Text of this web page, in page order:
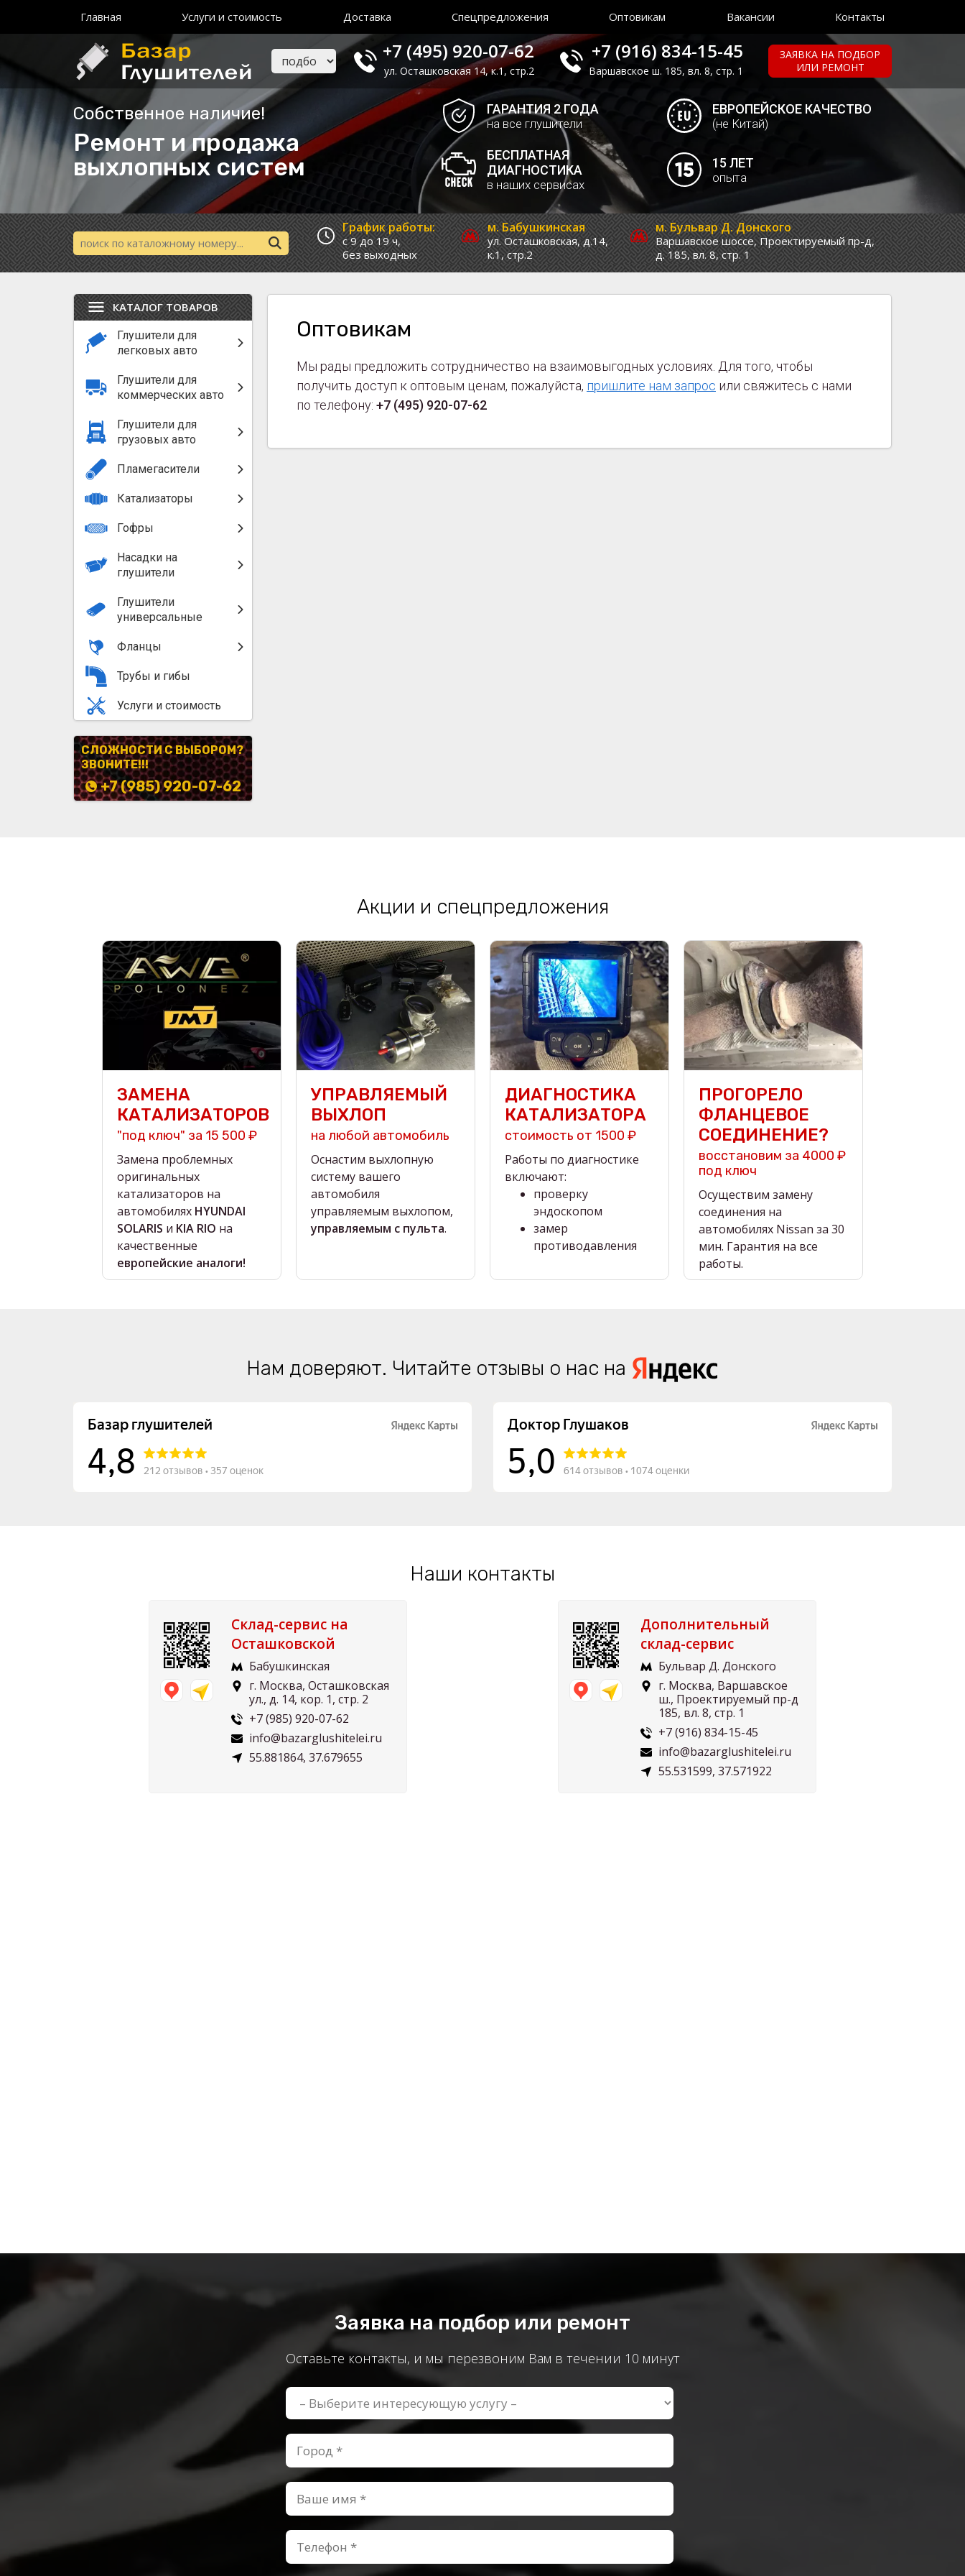
Главная Услуги и стоимость Доставка Спецпредложения Оптовикам Вакансии Контакты
+7 (495) 920-07-62
ул. Осташковская 14, к.1, стр.2
+7 (916) 834-15-45
Варшавское ш. 185, вл. 8, стр. 1
ЗАЯВКА НА ПОДБОР
ИЛИ РЕМОНТ
Собственное наличие!
Ремонт и продажа
выхлопных систем
ГАРАНТИЯ 2 ГОДА
на все глушители
ЕВРОПЕЙСКОЕ КАЧЕСТВО
(не Китай)
БЕСПЛАТНАЯ
ДИАГНОСТИКА
в наших сервисах
15 ЛЕТ
опыта
График работы:
с 9 до 19 ч,
без выходных
м. Бабушкинская
ул. Осташковская, д.14,
к.1, стр.2
м. Бульвар Д. Донского
Варшавское шоссе,Проектируемый пр-д,
д. 185, вл. 8, стр. 1
КАТАЛОГ ТОВАРОВ
Глушители для
легковых авто
Глушители для
коммерческих авто
Глушители для
грузовых авто
Пламегасители
Катализаторы
Гофры
Насадки на
глушители
Глушители
универсальные
Фланцы
Трубы и гибы
Услуги и стоимость
СЛОЖНОСТИ С ВЫБОРОМ?
ЗВОНИТЕ!!!
+7 (985) 920-07-62
Оптовикам
Мы рады предложить сотрудничество на взаимовыгодных условиях. Для того, чтобы
получить доступ к оптовым ценам, пожалуйста, пришлите нам запрос или свяжитесь с нами
по телефону: +7 (495) 920-07-62
Акции и спецпредложения
ЗАМЕНА
КАТАЛИЗАТОРОВ
"под ключ" за 15 500 ₽
Замена проблемных
оригинальных
катализаторов на
автомобилях HYUNDAI
SOLARIS и KIA RIO на
качественные
европейские аналоги!
УПРАВЛЯЕМЫЙ
ВЫХЛОП
на любой автомобиль
Оснастим выхлопную
систему вашего
автомобиля
управляемым выхлопом,
управляемым с пульта.
ДИАГНОСТИКА
КАТАЛИЗАТОРА
стоимость от 1500 ₽
Работы по диагностике
включают:
проверку
эндоскопом
замер
противодавления
ПРОГОРЕЛО
ФЛАНЦЕВОЕ
СОЕДИНЕНИЕ?
восстановим за 4000 ₽
под ключ
Осуществим замену
соединения на
автомобилях Nissan за 30
мин. Гарантия на все
работы.
Нам доверяют. Читайте отзывы о нас на
Наши контакты
Склад-сервис на
Осташковской
Бабушкинская
г. Москва, Осташковская
ул., д. 14, кор. 1, стр. 2
+7 (985) 920-07-62
info@bazarglushitelei.ru
55.881864, 37.679655
Дополнительный
склад-сервис
Бульвар Д. Донского
г. Москва, Варшавское
ш., Проектируемый пр-д
185, вл. 8, стр. 1
+7 (916) 834-15-45
info@bazarglushitelei.ru
55.531599, 37.571922
Заявка на подбор или ремонт
Оставьте контакты, и мы перезвоним Вам в течении 10 минут